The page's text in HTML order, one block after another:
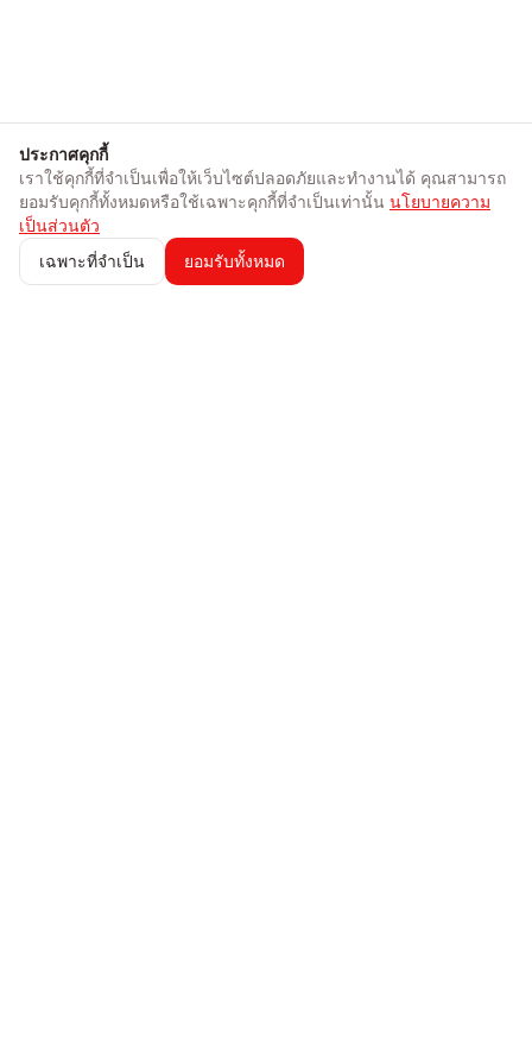
ประกาศคุกกี้
เราใช้คุกกี้ที่จำเป็นเพื่อให้เว็บไซต์ปลอดภัยและทำงานได้ คุณสามารถ
ยอมรับคุกกี้ทั้งหมดหรือใช้เฉพาะคุกกี้ที่จำเป็นเท่านั้น นโยบายความ
เป็นส่วนตัว
เฉพาะที่จำเป็น
ยอมรับทั้งหมด